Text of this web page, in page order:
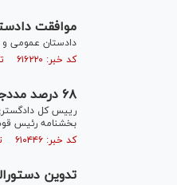
موافقت دادستان با
دادستان عمومی و
کد خبر: ۶۱۶۲۲۰ تاریخ انتشار : ۱۳۹۹/۰۲/۰۹
۶۸ درصد مددجویان استان اردبیل با استفاده از بخشنامه رئیس قوه قضاییه در بیرون زندان هستند
بخشنامه رئیس
کد خبر: ۶۱۰۴۴۶ تاریخ انتشار : ۱۳۹۹/۰۱/۱۸
تدوین